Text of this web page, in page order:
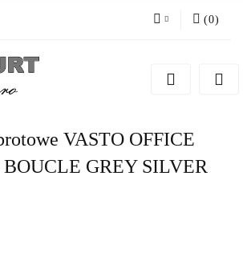
Zarejestruj się
(0)
VASTO OFFICE
GREY SILVER